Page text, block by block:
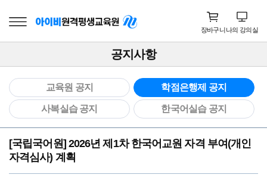
장바구니나의 강의실
공지사항
교육원 공지 학점은행제 공지
사복실습 공지 한국어실습 공지
[국립국어원] 2026년 제1차 한국어교원 자격 부여(개인
자격심사) 계획